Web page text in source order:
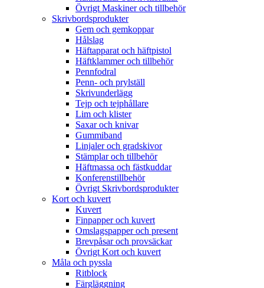
Övrigt Maskiner och tillbehör
Skrivbordsprodukter
Gem och gemkoppar
Hålslag
Häftapparat och häftpistol
Häftklammer och tillbehör
Pennfodral
Penn- och prylställ
Skrivunderlägg
Tejp och tejphållare
Lim och klister
Saxar och knivar
Gummiband
Linjaler och gradskivor
Stämplar och tillbehör
Häftmassa och fästkuddar
Konferenstillbehör
Övrigt Skrivbordsprodukter
Kort och kuvert
Kuvert
Finpapper och kuvert
Omslagspapper och present
Brevpåsar och provsäckar
Övrigt Kort och kuvert
Måla och pyssla
Ritblock
Färgläggning